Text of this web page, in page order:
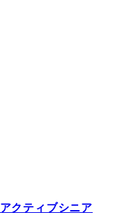
クティブシニア